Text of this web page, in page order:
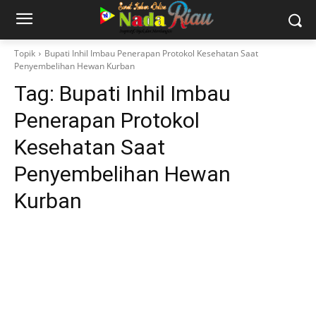
Topik
Bupati Inhil Imbau Penerapan Protokol Kesehatan Saat
Penyembelihan Hewan Kurban
Tag: Bupati Inhil Imbau
Penerapan Protokol
Kesehatan Saat
Penyembelihan Hewan
Kurban